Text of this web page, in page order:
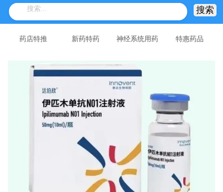
药店特推 新药特药 神经系统用药 特惠药品